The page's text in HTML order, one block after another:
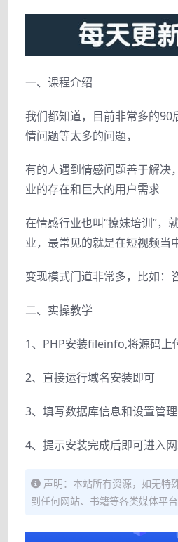
一、课程介绍
我们都知道，目前非常多的
情问题等太多的问题，
有的人遇到情感问题善于解决
业的存在和巨大的用户需求
在情感行业也叫“撩妹培训”，
业，最常见的就是在短视频当
变现模式门道非常多，比如：
二、实操教学
1、PHP安装fileinfo,将源码上
2、直接运行域名安装即可
3、填写数据库信息和设置管
4、提示安装完成后即可进入
声明：本站所有资源，如无特
到任何网站、书籍等各类媒体平